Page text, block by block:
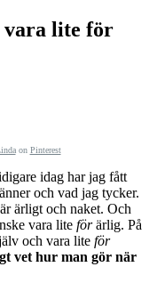
vara lite för
on Pinterest
idag har jag fått
och vad jag tycker.
ärligt och naket. Och
vara lite förärlig. På
och vara lite för
vet hur man gör när